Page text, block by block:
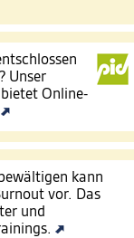
Unser
bietet Online-
kann
vor. Das
und